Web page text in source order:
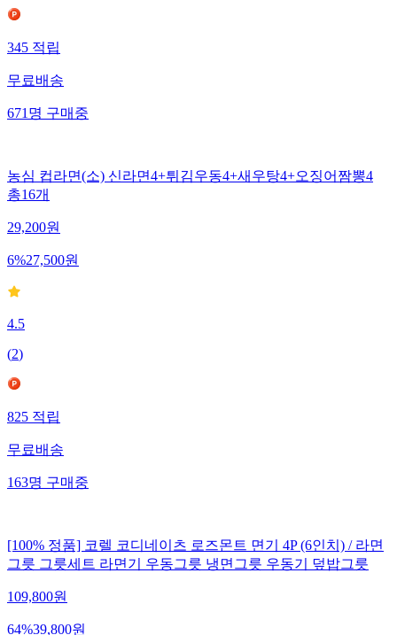
345 적립
무료배송
671 명 구매중
농심 컵라면(소) 신라면4+튀김우동4+새우탕4+오징어짬뽕4
총16개
29,200원
6%27,500원
4.5
(2)
825 적립
무료배송
163명 구매중
[100% 정품] 코렐 코디네이츠 로즈몬트 면기 4P (6인치) / 라면
그릇 그릇세트 라면기 우동그릇 냉면그릇 우동기 덮밥그릇
109,800원
64%39,800원